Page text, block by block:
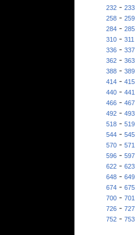
232- 233
258- 259
284- 285
310 - 311
336- 337
362- 363
388 - 389
414- 415
440- 441
466- 467
492 - 493
518- 519
544- 545
570- 571
596 - 597
622- 623
648- 649
674- 675
700 - 701
726- 727
752- 753